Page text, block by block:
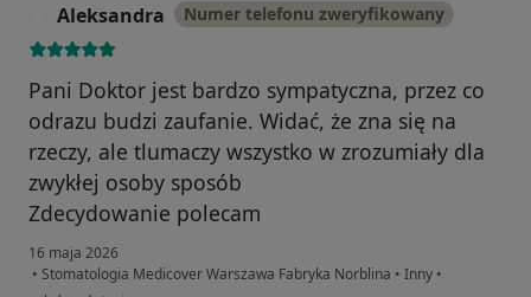
Aleksandra Numer telefonu zweryfikowany
Pani Doktor jest bardzo sympatyczna, przez co
odrazu budzi zaufanie. Widać, że zna się na
rzeczy, ale tlumaczy wszystko w zrozumiały dla
zwykłej osoby sposób
Zdecydowanie polecam
16 maja 2026
• Stomatologia Medicover Warszawa Fabryka Norblina • Inny •